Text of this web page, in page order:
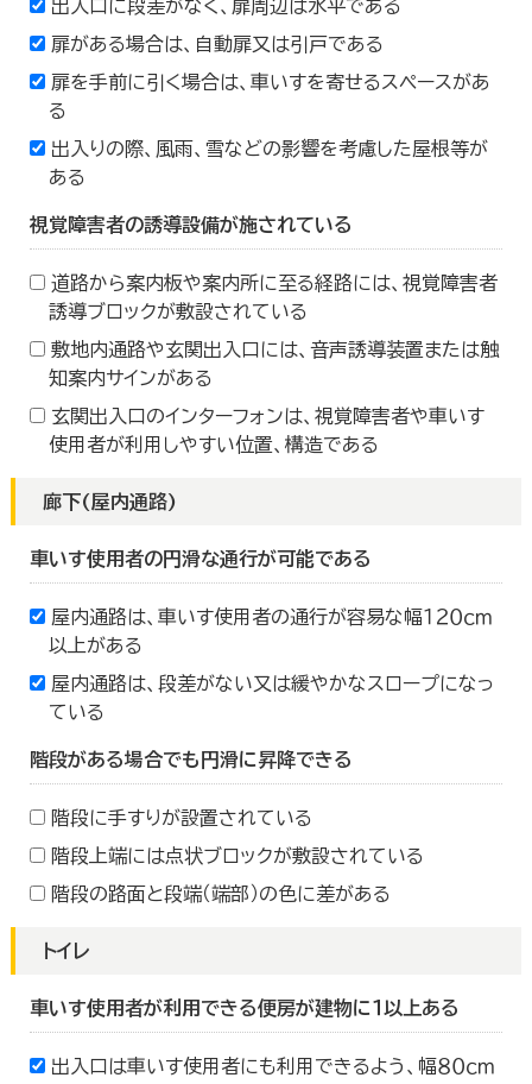
出入口に段差がなく、扉周辺は水平である
扉がある場合は、自動扉又は引戸である
扉を手前に引く場合は、車いすを寄せるスペースがあ
る
出入りの際、風雨、雪などの影響を考慮した屋根等が
ある
視覚障害者の誘導設備が施されている
道路から案内板や案内所に至る経路には、視覚障害者
誘導ブロックが敷設されている
敷地内通路や玄関出入口には、音声誘導装置または触
知案内サインがある
玄関出入口のインターフォンは、視覚障害者や車いす
使用者が利用しやすい位置、構造である
廊下(屋内通路)
車いす使用者の円滑な通行が可能である
屋内通路は、車いす使用者の通行が容易な幅１２０ｃｍ
以上がある
屋内通路は、段差がない又は緩やかなスロープになっ
ている
階段がある場合でも円滑に昇降できる
階段に手すりが設置されている
階段上端には点状ブロックが敷設されている
階段の路面と段端（端部）の色に差がある
トイレ
車いす使用者が利用できる便房が建物に１以上ある
出入口は車いす使用者にも利用できるよう、幅８０ｃｍ